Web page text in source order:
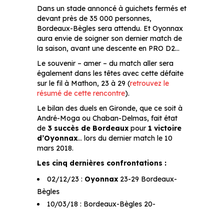
Dans un stade annoncé à guichets fermés et
devant près de 35 000 personnes,
Bordeaux-Bègles sera attendu. Et Oyonnax
aura envie de soigner son dernier match de
la saison, avant une descente en PRO D2…
Le souvenir – amer – du match aller sera
également dans les têtes avec cette défaite
sur le fil à Mathon, 23 à 29 (retrouvez le
résumé de cette rencontre).
Le bilan des duels en Gironde, que ce soit à
André-Moga ou Chaban-Delmas, fait état
de 3 succès de Bordeaux pour 1 victoire
d’Oyonnax… lors du dernier match le 10
mars 2018.
Les cinq dernières confrontations :
02/12/23 : Oyonnax 23-29 Bordeaux-
Bègles
10/03/18 : Bordeaux-Bègles 20-